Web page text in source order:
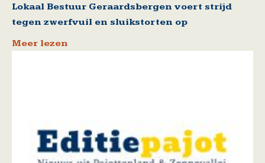
Lokaal Bestuur Geraardsbergen voert strijd
tegen zwerfvuil en sluikstorten op
Meer lezen